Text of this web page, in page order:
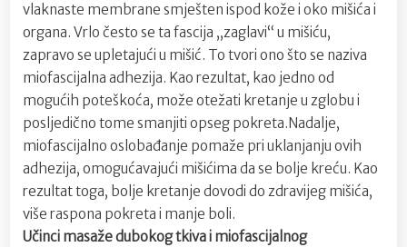
vlaknaste membrane smješten ispod kože i oko mišića i
organa. Vrlo često se ta fascija „zaglavi“ u mišiću,
zapravo se upletajući u mišić. To tvori ono što se naziva
miofascijalna adhezija. Kao rezultat, kao jedno od
mogućih poteškoća, može otežati kretanje u zglobu i
posljedično tome smanjiti opseg pokreta.Nadalje,
miofascijalno oslobađanje pomaže pri uklanjanju ovih
adhezija, omogućavajući mišićima da se bolje kreću. Kao
rezultat toga, bolje kretanje dovodi do zdravijeg mišića,
više raspona pokreta i manje boli.
Učinci masaže dubokog tkiva i miofascijalnog